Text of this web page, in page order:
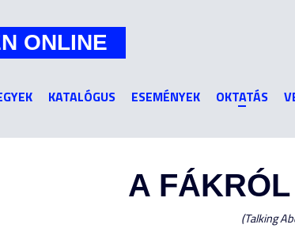
ONLINE
A
Talking
KATALÓGUS ESEMÉNYEK OKTATÁS